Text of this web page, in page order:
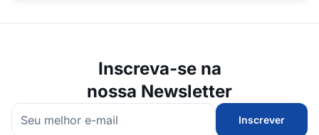
Inscreva-se na
nossa Newsletter
Inscrever